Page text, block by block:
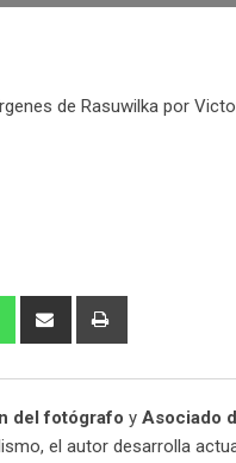
del fotógrafo y Asociado
el autor desarrolla